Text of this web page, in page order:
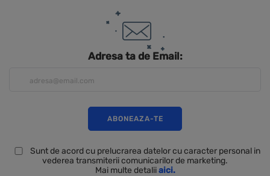
Adresa ta de Email:
Sunt de acord cu prelucrarea datelor cu caracter personal in
vederea transmiterii comunicarilor de marketing.
Mai multe detaliiaici.